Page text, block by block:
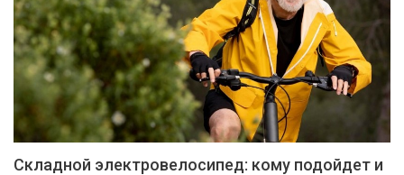
Складной электровелосипед: кому подойдет и